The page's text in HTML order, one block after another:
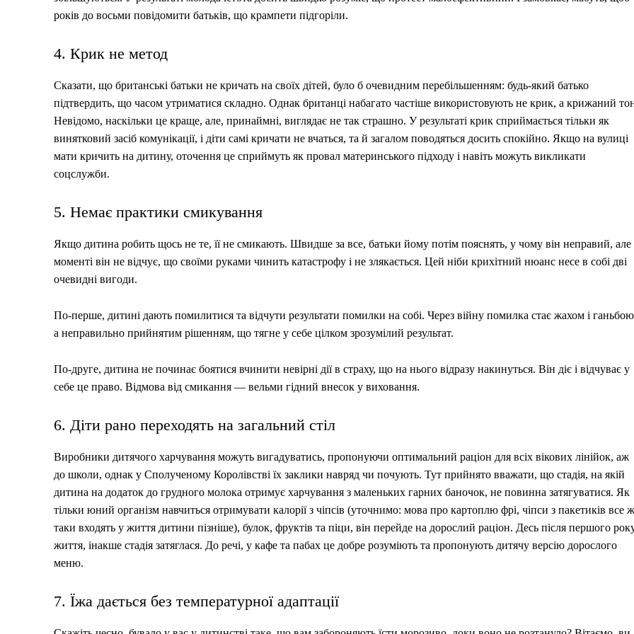
років до восьми повідомити батьків, що крампети підгоріли.
4. Крик не метод
Сказати, що британські батьки не кричать на своїх дітей, було б очевидним перебільшенням: будь-який батько
підтвердить, що часом утриматися складно. Однак британці набагато частіше використовують не крик, а крижаний
Невідомо, наскільки це краще, але, принаймні, виглядає не так страшно. У результаті крик сприймається тільки як
винятковий засіб комунікації, і діти самі кричати не вчаться, та й загалом поводяться досить спокійно. Якщо на вулиці
мати кричить на дитину, оточення це сприймуть як провал материнського підходу і навіть можуть викликати
соцслужби.
5. Немає практики смикування
Якщо дитина робить щось не те, її не смикають. Швидше за все, батьки йому потім пояснять, у чому він неправий, але
моменті він не відчує, що своїми руками чинить катастрофу і не злякається. Цей ніби крихітний нюанс несе в собі дві
очевидні вигоди.
По-перше, дитині дають помилитися та відчути результати помилки на собі. Через війну помилка стає жахом і
а неправильно прийнятим рішенням, що тягне у себе цілком зрозумілий результат.
По-друге, дитина не починає боятися вчинити невірні дії в страху, що на нього відразу накинуться. Він діє і відчуває у
себе це право. Відмова від смикання — вельми гідний внесок у виховання.
6. Діти рано переходять на загальний стіл
Виробники дитячого харчування можуть вигадуватись, пропонуючи оптимальний раціон для всіх вікових лінійок, аж
до школи, однак у Сполученому Королівстві їх заклики навряд чи почують. Тут прийнято вважати, що стадія, на якій
дитина на додаток до грудного молока отримує харчування з маленьких гарних баночок, не повинна затягуватися. Як
тільки юний організм навчиться отримувати калорії з чіпсів (уточнимо: мова про картоплю фрі, чіпси з пакетиків все ж
таки входять у життя дитини пізніше), булок, фруктів та піци, він перейде на дорослий раціон. Десь після першого
життя, інакше стадія затяглася. До речі, у кафе та пабах це добре розуміють та пропонують дитячу версію дорослого
меню.
7. Їжа дається без температурної адаптації